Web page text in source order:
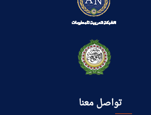
تواصل معنا